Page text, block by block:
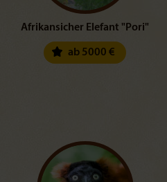
Afrikansicher Elefant "Pori"
ab 5000 €